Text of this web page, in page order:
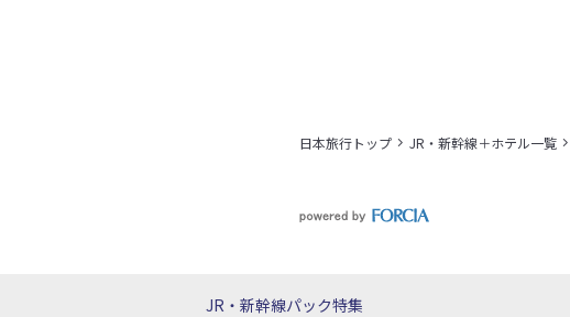
日本旅行トップ JR・新幹線＋ホテル一覧
JR・新幹線パック特集